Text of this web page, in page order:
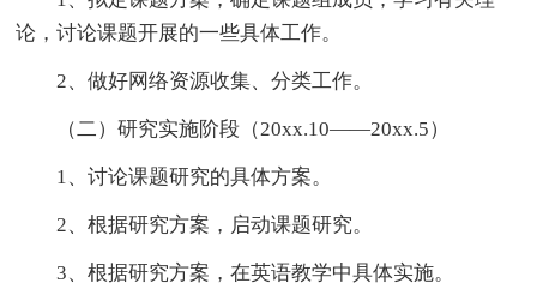
论，讨论课题开展的一些具体工作。
2、做好网络资源收集、分类工作。
（二）研究实施阶段（20xx.10——20xx.5）
1、讨论课题研究的具体方案。
2、根据研究方案，启动课题研究。
3、根据研究方案，在英语教学中具体实施。